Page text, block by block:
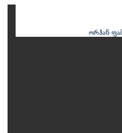
შემოქმედებაში პირველად
წამოიჭრა და შემდეგ სხვა